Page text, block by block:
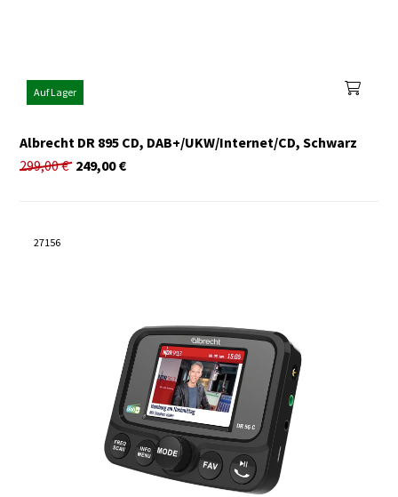
Auf Lager
Albrecht DR 895 CD, DAB+/UKW/Internet/CD, Schwarz
299,00€ €
249,00
27156